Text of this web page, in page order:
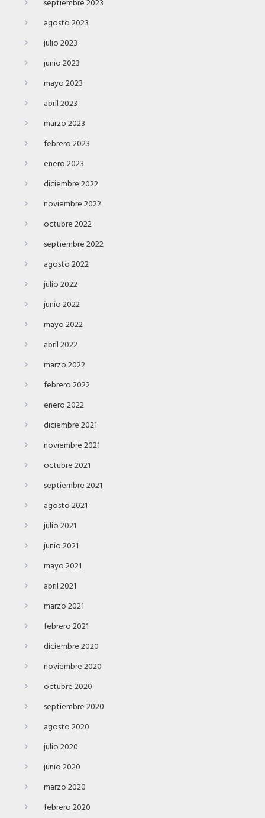
septiembre 2023
agosto 2023
julio 2023
junio 2023
mayo 2023
abril 2023
marzo 2023
febrero 2023
enero 2023
diciembre 2022
noviembre 2022
octubre 2022
septiembre 2022
agosto 2022
julio 2022
junio 2022
mayo 2022
abril 2022
marzo 2022
febrero 2022
enero 2022
diciembre 2021
noviembre 2021
octubre 2021
septiembre 2021
agosto 2021
julio 2021
junio 2021
mayo 2021
abril 2021
marzo 2021
febrero 2021
diciembre 2020
noviembre 2020
octubre 2020
septiembre 2020
agosto 2020
julio 2020
junio 2020
marzo 2020
febrero 2020